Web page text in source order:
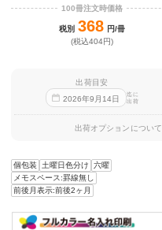
100冊注文時価格
税別 368 円/冊
(税込404円)
出荷目安
2026年9 月 14日
迄に
出荷
出荷オプションについて
個包装 土曜日色分け
六曜
メモスペース:罫線無し
前後月表示:前後2ヶ月